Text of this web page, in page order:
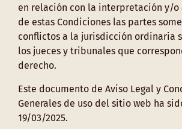
en relación con la interpretación y/o
de estas Condiciones las partes
conflictos a la jurisdicción ordinaria
los jueces y tribunales que
derecho.
Este documento de Aviso Legal y
Generales de uso del sitio web ha
19/03/2025.